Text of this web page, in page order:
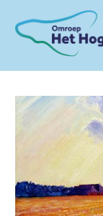
content